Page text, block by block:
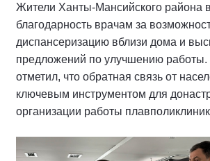
Жители Ханты-Мансийского района
благодарность врачам за
диспансеризацию вблизи дома и
предложений по улучшению
отметил, что обратная связь от
ключевым инструментом для
организации работы